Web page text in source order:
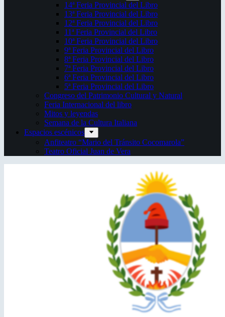
14ª Feria Provincial del Libro
13ª Feria Provincial del Libro
12ª Feria Provincial del Libro
11ª Feria Provincial del Libro
10ª Feria Provincial del Libro
9ª Feria Provincial del Libro
8ª Feria Provincial del Libro
7ª Feria Provincial del Libro
6ª Feria Provincial del Libro
5ª Feria Provincial del Libro
Congreso del Patrimonio Cultural y Natural
Feria Internacional del libro
Mitos y leyendas
Semana de la Cultura Italiana
Espacios escénicos
Anfiteatro “Mario del Tránsito Cocomarola”
Teatro Oficial Juan de Vera